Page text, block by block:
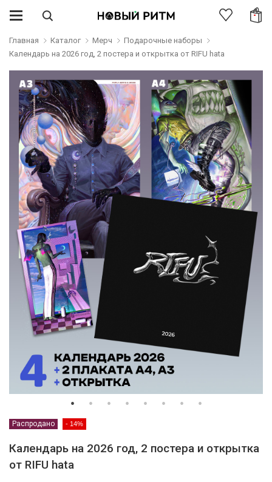
Главная Каталог Мерч
Подарочные наборы
Календарь на 2026 год, 2 постера и открытка от RIFU hata
Распродано - 14%
Календарь на 2026 год, 2 постера и открытка
от RIFU hata